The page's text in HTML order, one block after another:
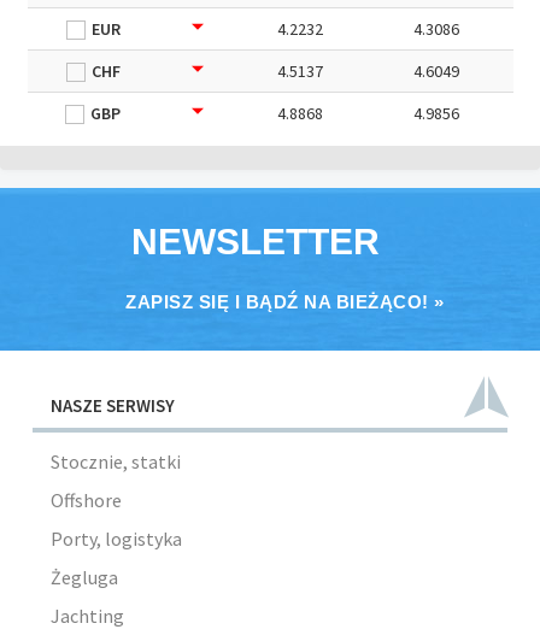
EUR
4.2232
4.3086
CHF
4.5137
4.6049
GBP
4.8868 4.9856
NEWSLETTER
ZAPISZ SIĘ I BĄDŹ NA BIEŻĄCO! »
NASZE SERWISY
Stocznie, statki
Offshore
Porty, logistyka
Żegluga
Jachting